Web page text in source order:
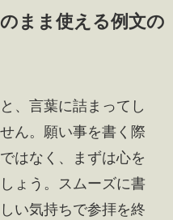
まま使える例文の
、言葉に詰まってし
ん。願い事を書く際
はなく、まずは心を
ょう。スムーズに書
い気持ちで参拝を終